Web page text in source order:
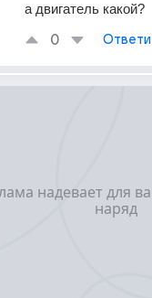
а двигатель какой?
0